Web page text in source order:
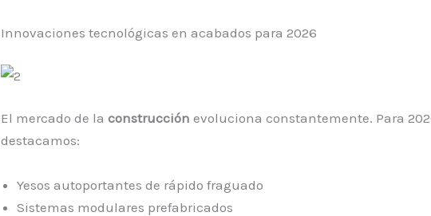
Innovaciones tecnológicas en acabados para 2026
El mercado de la construcción evoluciona constantemente. Para
destacamos:
Yesos autoportantes de rápido fraguado
Sistemas modulares prefabricados